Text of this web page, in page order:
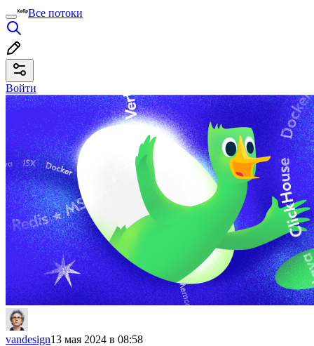
Все потоки
Войти
vandesign13 мая 2024 в 08:58